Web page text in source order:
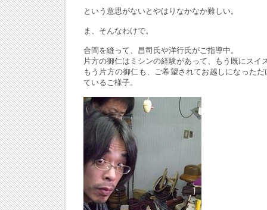
という意思がないとやはりなかなか難しい。
ま、そんなわけで。
合間を縫って、昌司氏や洋行氏がご指導中。
片方の御仁はミシンの経験があって、もう既にスイ
もう片方の御仁も、ご希望されてお越しになった
ているご様子。